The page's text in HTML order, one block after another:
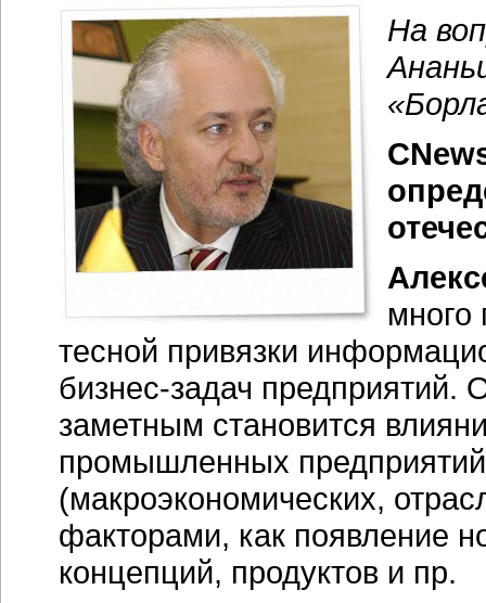
На
много
тесной привязки
бизнес-задач предприятий.
заметным становится
промышленных
(макроэкономических,
факторами, как появление
концепций, продуктов и пр.